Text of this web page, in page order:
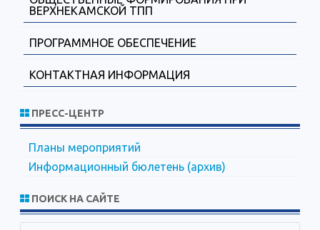
ВЕРХНЕКАМСКОЙ ТПП
ПРОГРАММНОЕ ОБЕСПЕЧЕНИЕ
КОНТАКТНАЯ ИНФОРМАЦИЯ
ПРЕСС-ЦЕНТР
Планы мероприятий
Информационный бюлетень (архив)
ПОИСК НА САЙТЕ